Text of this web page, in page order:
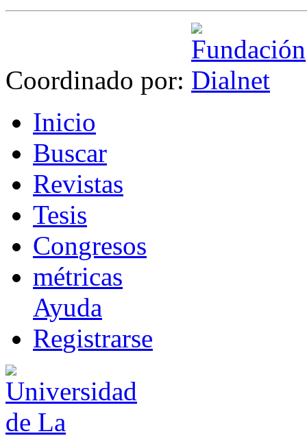
Coordinado por:
Inicio
Buscar
Revistas
Tesis
Congresos
métricas
Ayuda
Registrarse